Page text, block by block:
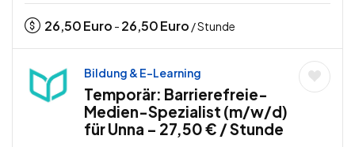
26,50Euro - 26,50Euro / Stunde
Bildung & E-Learning
Temporär: Barrierefreie-
Medien-Spezialist (m/w/d)
für Unna – 27,50 € / Stunde